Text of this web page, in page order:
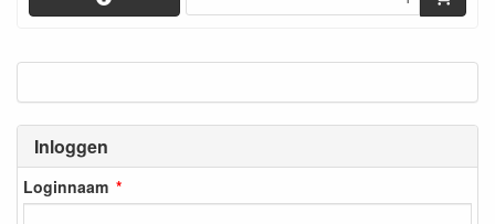
Inloggen
Loginnaam